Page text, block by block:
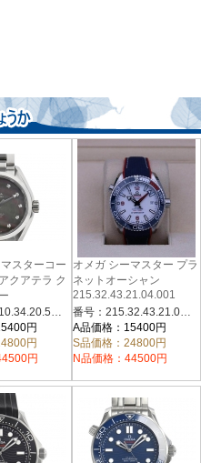
スターコー
クアテラ ク
番号：231.10.34.20.57.001
円
円
円
オメガ シーマスター プラ
ネットオーシャン
215.32.43.21.04.001
番号：215.32.43.21.04.001
A品価格：15400円
S品価格：24800円
N品価格：44500円